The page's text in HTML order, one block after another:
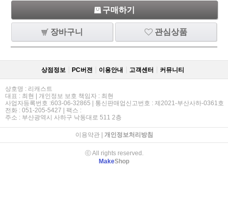
구매하기
장바구니 관심상품
상점정보 PC버젼 이용안내 고객센터 커뮤니티
상호명 : 리캐스트
대표 : 최현 | 개인정보 보호 책임자 : 최현
사업자등록번호 :603-06-32865 | 통신판매업신고번호 : 제2021-부산사하-0361호
전화 : 051-205-5427 | 팩스 :
주소 : 부산광역시 사하구 낙동대로 511 2층
이용약관| 개인정보처리방침
ⓒ All rights reserved.
MakeShop